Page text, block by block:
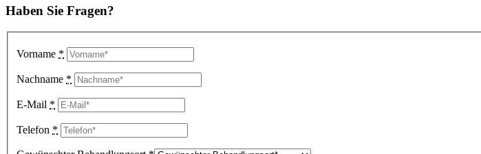
Haben Sie Fragen?
Vorname *
Nachname *
E-Mail *
Telefon *